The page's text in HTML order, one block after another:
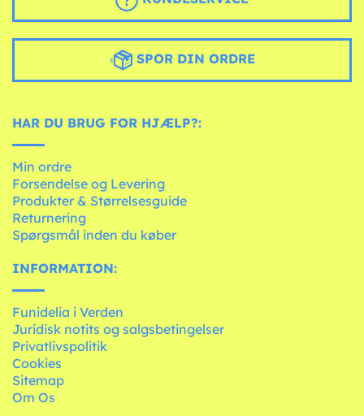
SPOR DIN ORDRE
HAR DU BRUG FOR HJÆLP?:
Min ordre
Forsendelse og Levering
Produkter & Størrelsesguide
Returnering
Spørgsmål inden du køber
INFORMATION:
Funidelia i Verden
Juridisk notits og salgsbetingelser
Privatlivspolitik
Cookies
Sitemap
Om Os